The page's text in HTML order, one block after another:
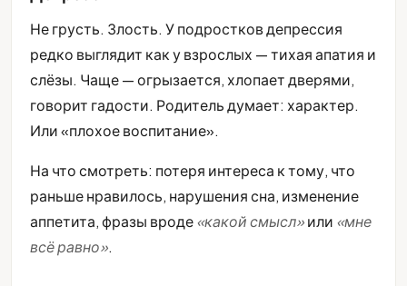
Не грусть. Злость. У подростков депрессия
редко выглядит как у взрослых — тихая апатия и
слёзы. Чаще — огрызается, хлопает дверями,
говорит гадости. Родитель думает: характер.
Или «плохое воспитание».
На что смотреть: потеря интереса к тому, что
раньше нравилось, нарушения сна, изменение
аппетита, фразы вроде«какой смысл»или «мне
всё равно».